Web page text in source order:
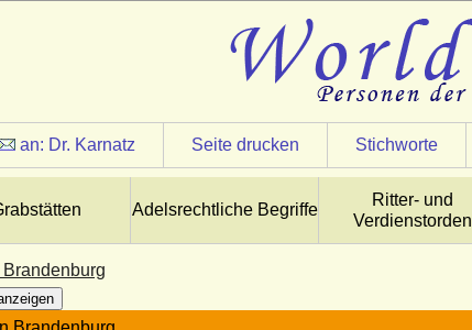
an: Dr. Karnatz Seite drucken Stichworte
Adelsrechtliche Begriffe
Ritter- und
Verdienstorden